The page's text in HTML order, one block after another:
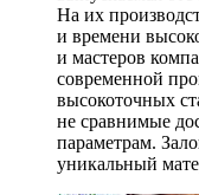
На их
и времени
и мастеров
современной
высокоточных
не сравнимые
параметрам.
уникальный